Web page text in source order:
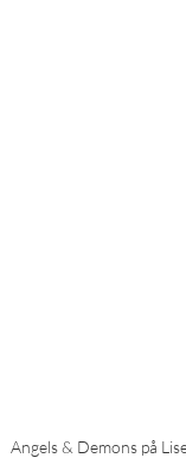
Angels & Demons på